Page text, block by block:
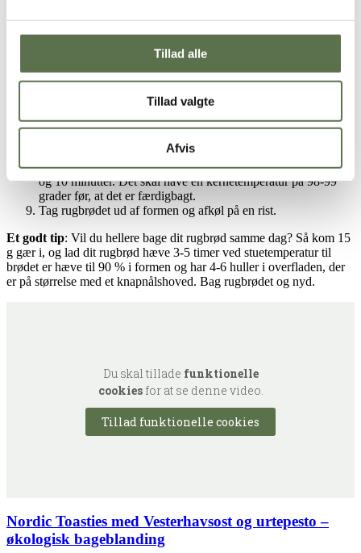
Tillad alle
Tillad valgte
Afvis
opløst.
Tilsæt hvedemel, rugmel og salt og rør dejen på en
røremaskine med K-spaden i 5 minutter ved lav/medium
Smør en rugbrødsform med smør.
Kom dejen i og fordel den godt i formen.
Kom tildæk formen og lad rugbrødet hæve 1-2 timer ved
stuetemperatur indtil, at du kan se, at rugbrødet begynder at
Kom rugbrødet i køleskabet natten over.
Bag rugbrødet ved 180°C alm. ovn (160°C varmluft) i 1 time
og 10 minutter. Det skal have en kernetemperatur på 98-99
grader før, at det er færdigbagt.
Tag rugbrødet ud af formen og afkøl på en rist.
Et godt tip: Vil du hellere bage dit rugbrød samme dag? Så kom 15
g gær i, og lad dit rugbrød hæve 3-5 timer ved stuetemperatur til
brødet er hæve til 90 % i formen og har 4-6 huller i overfladen, der
er på størrelse med et knapnålshoved. Bag rugbrødet og nyd.
Du skal tillade funktionelle
cookiesfor at se denne video.
Tillad funktionelle cookies
Nordic Toasties med Vesterhavsost og urtepesto –
økologisk bageblanding